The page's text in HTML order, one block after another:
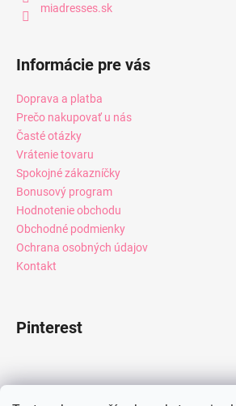
miadresses.sk
Informácie pre vás
Doprava a platba
Prečo nakupovať u nás
Časté otázky
Vrátenie tovaru
Spokojné zákazníčky
Bonusový program
Hodnotenie obchodu
Obchodné podmienky
Ochrana osobných údajov
Kontakt
Pinterest